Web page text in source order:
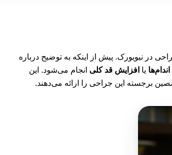
نیویورک. پیش از اینکه به توضیح درباره
یا افزایش قد کلی انجام می‌شود. این
برجسته این جراحی را ارائه می‌دهند.